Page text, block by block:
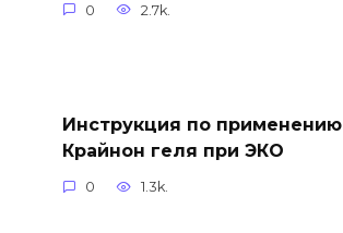
0 2.7k.
Инструкция по применению
Крайнон геля при ЭКО
0 1.3k.